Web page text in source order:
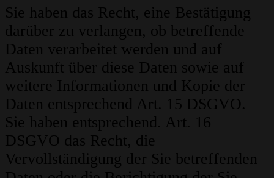
Sie haben das Recht, eine Bestätigung
darüber zu verlangen, ob betreffende
Daten verarbeitet werden und auf
Auskunft über diese Daten sowie auf
weitere Informationen und Kopie der
Daten entsprechend Art. 15 DSGVO.
Sie haben entsprechend. Art. 16
DSGVO das Recht, die
Vervollständigung der Sie betreffenden